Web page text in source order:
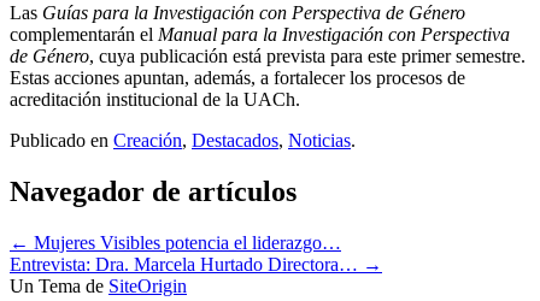
Las Guías para la Investigación con Perspectiva de Género
complementarán el Manual para la Investigación con Perspectiva
de Género, cuya publicación está prevista para este primer semestre.
Estas acciones apuntan, además, a fortalecer los procesos de
acreditación institucional de la UACh.
Publicado en Creación, Destacados, Noticias.
Navegador de artículos
← Mujeres Visibles potencia el liderazgo…
Entrevista: Dra. Marcela Hurtado Directora… →
Un Tema de SiteOrigin